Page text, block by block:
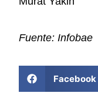
Fuente: Infobae
Facebook